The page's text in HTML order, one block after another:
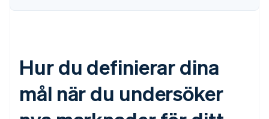
Hur du definierar dina
mål när du undersöker